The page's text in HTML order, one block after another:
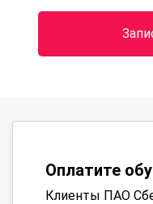
Оплатите
Клиенты ПАО